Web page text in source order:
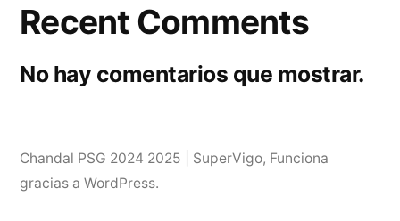
Recent Comments
No hay comentarios que mostrar.
Chandal PSG 2024 2025 | SuperVigo, Funciona
gracias a WordPress.